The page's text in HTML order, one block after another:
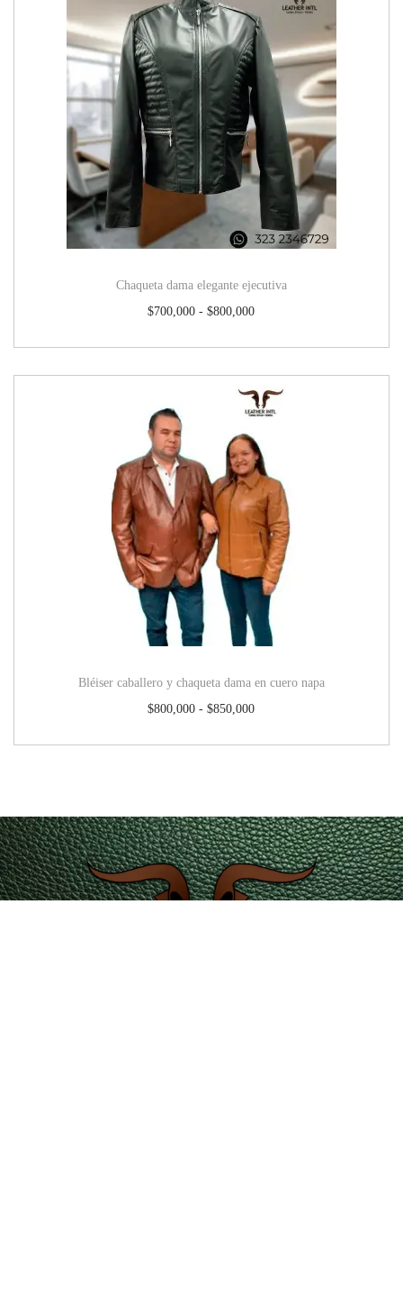
Chaqueta dama elegante ejecutiva
$700,000 - $800,000
Bléiser caballero y chaqueta dama en cuero napa
$800,000 - $850,000